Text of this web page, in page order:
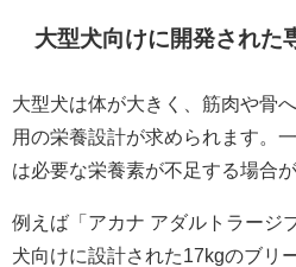
大型犬向けに開発された
大型犬は体が大きく、筋肉や骨
用の栄養設計が求められます。
は必要な栄養素が不足する場合が
例えば「アカナ アダルトラージ
犬向けに設計された17kgのブリ